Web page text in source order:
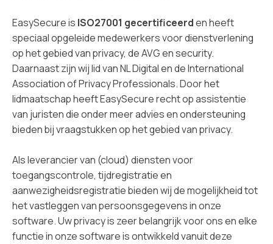
EasySecure is ISO27001 gecertificeerden heeft
speciaal opgeleide medewerkers voor dienstverlening
op het gebied van privacy, de AVG en security.
Daarnaast zijn wij lid van NL Digital en de International
Association of Privacy Professionals. Door het
lidmaatschap heeft EasySecure recht op assistentie
van juristen die onder meer advies en ondersteuning
bieden bij vraagstukken op het gebied van privacy.
Als leverancier van (cloud) diensten voor
toegangscontrole, tijdregistratie en
aanwezigheidsregistratie bieden wij de mogelijkheid tot
het vastleggen van persoonsgegevens in onze
software. Uw privacy is zeer belangrijk voor ons en elke
functie in onze software is ontwikkeld vanuit deze